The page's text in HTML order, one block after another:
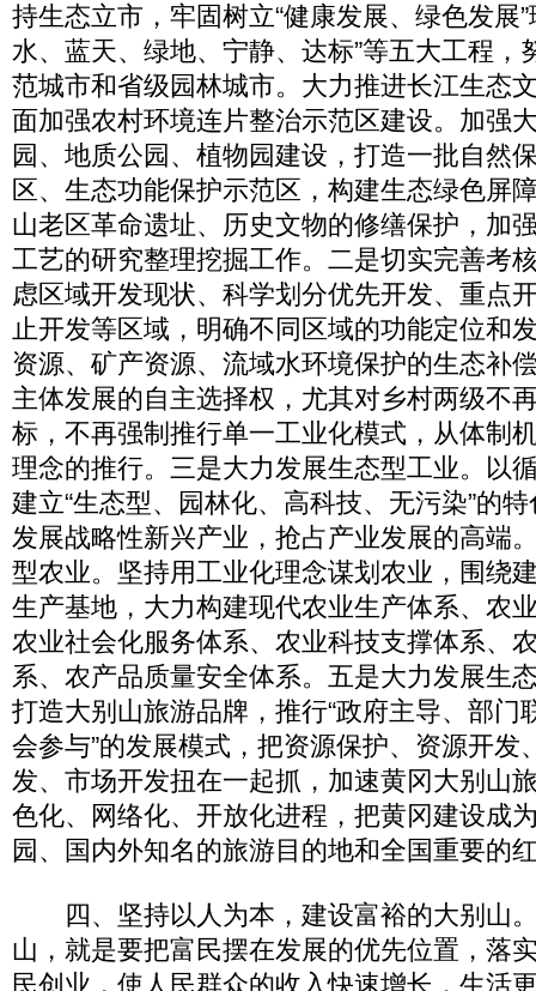
持生态立市，牢固树立“健康发展、绿色发展
水、蓝天、绿地、宁静、达标”等五大工程，
范城市和省级园林城市。大力推进长江生态
面加强农村环境连片整治示范区建设。加强
园、地质公园、植物园建设，打造一批自然
区、生态功能保护示范区，构建生态绿色屏
山老区革命遗址、历史文物的修缮保护，加
工艺的研究整理挖掘工作。二是切实完善考
虑区域开发现状、科学划分优先开发、重点
止开发等区域，明确不同区域的功能定位和
资源、矿产资源、流域水环境保护的生态补
主体发展的自主选择权，尤其对乡村两级不
标，不再强制推行单一工业化模式，从体制
理念的推行。三是大力发展生态型工业。以
建立“生态型、园林化、高科技、无污染”的
发展战略性新兴产业，抢占产业发展的高端
型农业。坚持用工业化理念谋划农业，围绕
生产基地，大力构建现代农业生产体系、农
农业社会化服务体系、农业科技支撑体系、
系、农产品质量安全体系。五是大力发展生
打造大别山旅游品牌，推行“政府主导、部门
会参与”的发展模式，把资源保护、资源开发
发、市场开发扭在一起抓，加速黄冈大别山
色化、网络化、开放化进程，把黄冈建设成
园、国内外知名的旅游目的地和全国重要的
四、坚持以人为本，建设富裕的大别山
山，就是要把富民摆在发展的优先位置，落
民创业，使人民群众的收入快速增长，生活